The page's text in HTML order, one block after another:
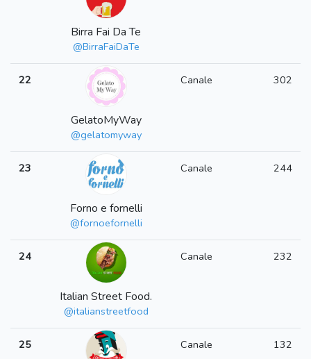
Birra Fai Da Te
@BirraFaiDaTe
22
GelatoMyWay
@gelatomyway
Canale 302
23
Forno e fornelli
@fornoefornelli
Canale 244
24
Italian Street Food.
@italianstreetfood
Canale 232
25 Canale 132